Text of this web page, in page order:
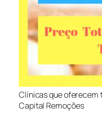
Clínicas que oferecem
Capital Remoções